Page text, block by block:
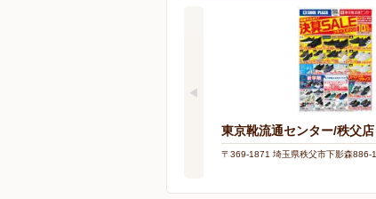
東京靴流通センター/秩父店
〒369-1871 埼玉県秩父市下影森886-1